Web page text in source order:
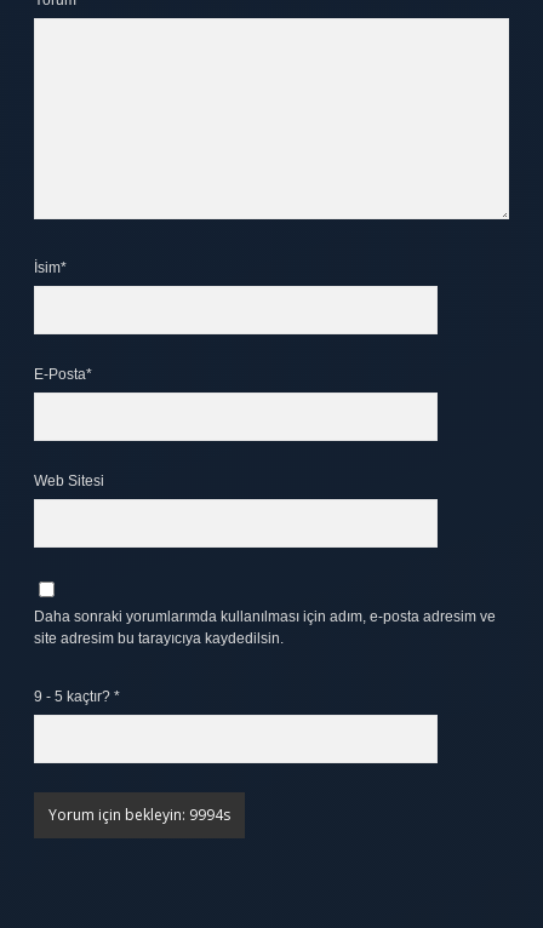
İsim*
E-Posta*
Web Sitesi
Daha sonraki yorumlarımda kullanılması için adım, e-posta adresim ve
site adresim bu tarayıcıya kaydedilsin.
9 - 5 kaçtır? *